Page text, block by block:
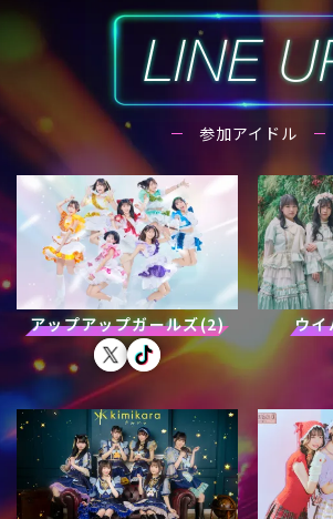
参加アイドル
アップアップガールズ(2) ウ